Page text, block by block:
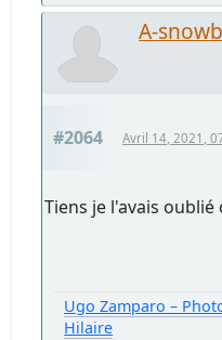
A-
#2064 Avril 14, 2021,
Tiens je l'avais oublié
Ugo Zamparo –
Hilaire